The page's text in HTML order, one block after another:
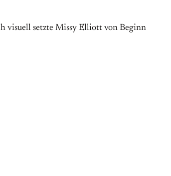
visuell setzte Missy Elliott von Beginn